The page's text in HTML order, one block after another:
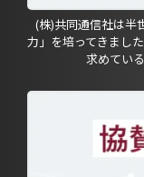
(株)共同通信社は半
力」を培ってきまし
求めてい